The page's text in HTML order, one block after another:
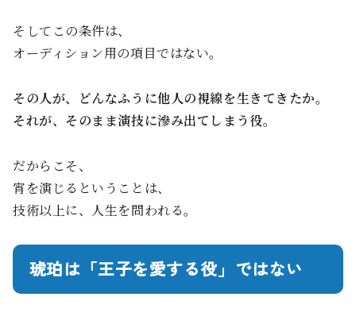
そしてこの条件は、
オーディション用の項目ではない。
その人が、どんなふうに他人の視線を生きてきたか。
それが、そのまま演技に滲み出てしまう役。
だからこそ、
宵を演じるということは、
技術以上に、人生を問われる。
琥珀は「王子を愛する役」ではない